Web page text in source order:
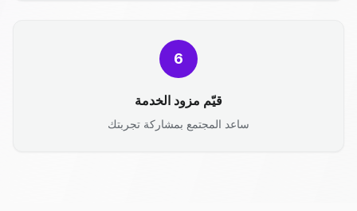
6
قيّم مزود الخدمة
ساعد المجتمع بمشاركة تجربتك